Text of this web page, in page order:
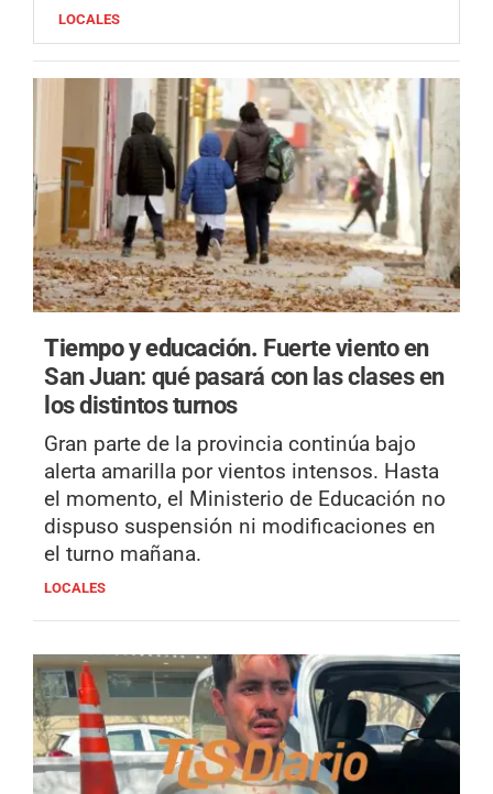
LOCALES
Tiempo y educación. Fuerte viento en
San Juan: qué pasará con las clases en
los distintos turnos
Gran parte de la provincia continúa bajo
alerta amarilla por vientos intensos. Hasta
el momento, el Ministerio de Educación no
dispuso suspensión ni modificaciones en
el turno mañana.
LOCALES